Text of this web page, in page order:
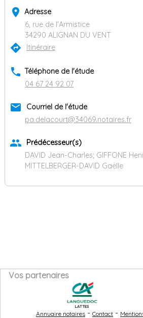
place Adresse
6, rue de l'Armistice
34290 ALIGNAN DU VENT
directions Itinéraire
phone Téléphone de l'étude
04 67 24 92 07
email
Courriel de l'étude
pa.delacourt@34069.notaires.fr
group
Prédécesseur(s)
DAVID Jean-Charles; GIFFONE
MITTELBERGER-DAVID Gaëlle
Vos partenaires
LATTES
Annuaire notaires - Contact -